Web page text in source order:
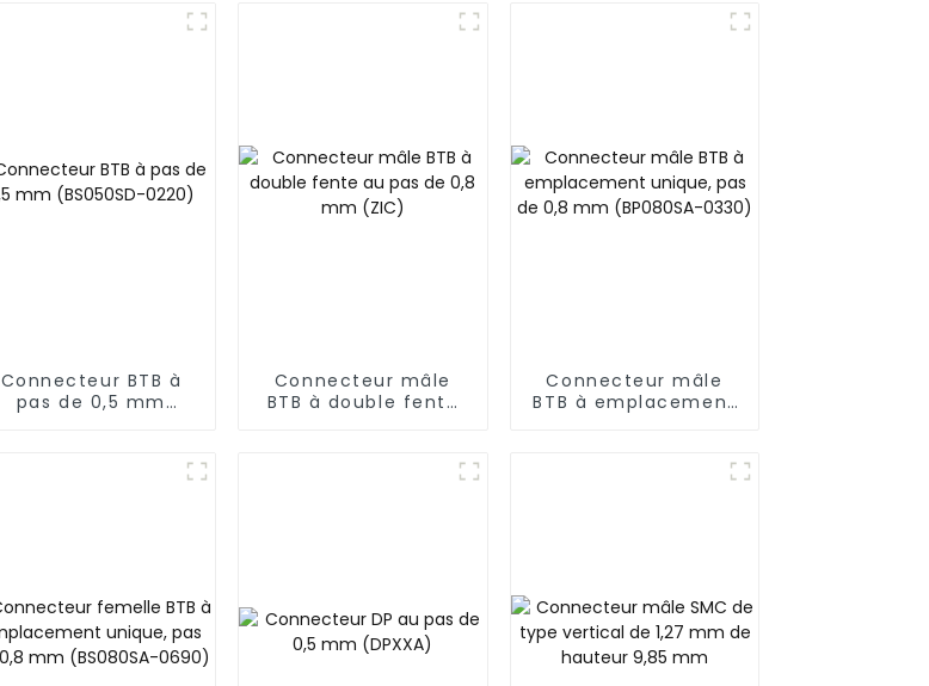
Connecteur BTB à
pas de 0,5 mm
Connecteur mâle
BTB à double fente
Connecteur mâle
BTB à emplacement